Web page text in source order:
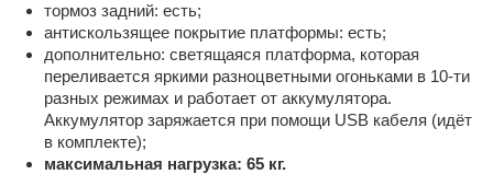
тормоз задний: есть;
антискользящее покрытие платформы: есть;
дополнительно: светящаяся платформа, которая
переливается яркими разноцветными огоньками в 10-ти
разных режимах и работает от аккумулятора.
Аккумулятор заряжается при помощи USB кабеля (идёт
в комплекте);
максимальная нагрузка: 65 кг.